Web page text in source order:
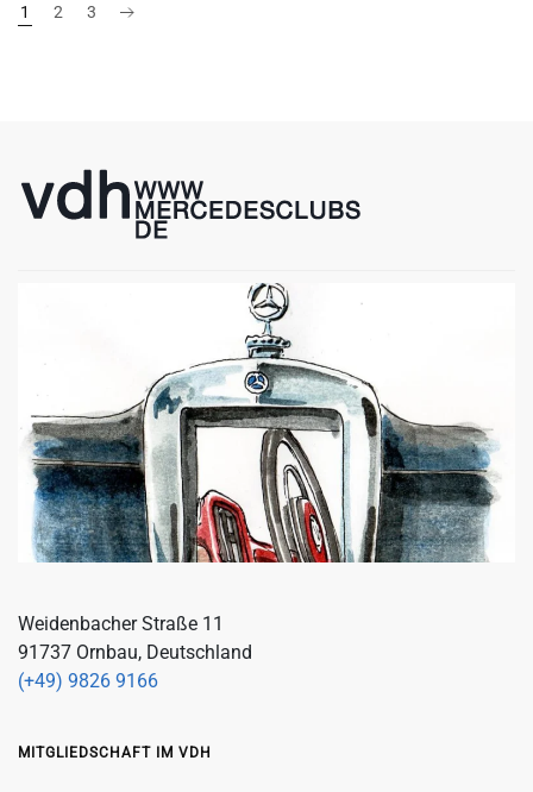
1 2 3
Weidenbacher Straße 11
91737 Ornbau, Deutschland
(+49) 9826 9166
MITGLIEDSCHAFT IM VDH